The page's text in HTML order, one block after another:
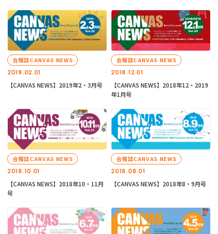
2019.02.01
会報誌CANVAS NEWS
【CANVAS NEWS】2019年2・3月号
2018.12.01
会報誌CANVAS NEWS
【CANVAS NEWS】2018年12・2019
年1月号
2018.10.01
会報誌CANVAS NEWS
【CANVAS NEWS】2018年10・11月
号
2018.08.01
会報誌CANVAS NEWS
【CANVAS NEWS】2018年8・9月号